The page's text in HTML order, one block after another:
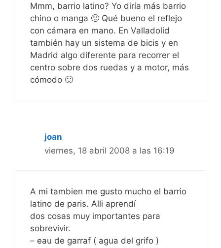
Mmm, barrio latino? Yo diría más barrio
chino o manga 🙂 Qué bueno el reflejo
con cámara en mano. En Valladolid
también hay un sistema de bicis y en
Madrid algo diferente para recorrer el
centro sobre dos ruedas y a motor, más
cómodo 🙂
joan
viernes, 18 abril 2008 a las 16:19
A mi tambien me gusto mucho el barrio
latino de paris. Alli aprendí
dos cosas muy importantes para
sobrevivir.
– eau de garraf ( agua del grifo )